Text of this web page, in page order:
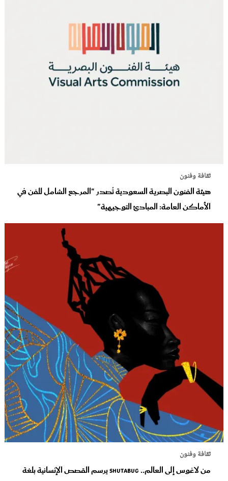
ثقافة وفنون
هيئة الفنون البصرية السعودية تُصدر "المرجع الشامل للفن في
الأماكن العامة: المبادئ التوجيهية"
ثقافة وفنون
من لاغوس إلى العالم.. Shutabug يرسم القصص الإنسانية بلغة